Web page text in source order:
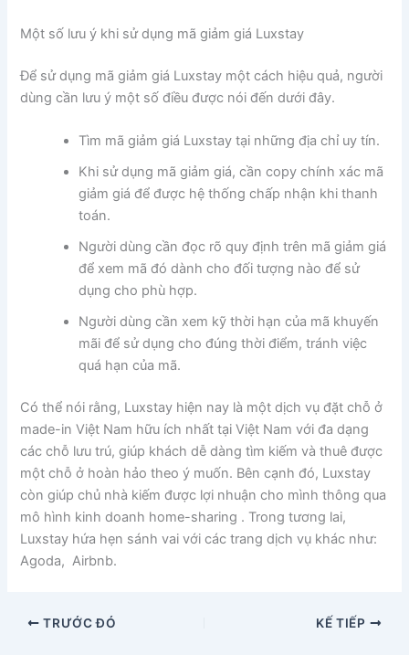
Một số lưu ý khi sử dụng mã giảm giá Luxstay
Để sử dụng mã giảm giá Luxstay một cách hiệu quả, người
dùng cần lưu ý một số điều được nói đến dưới đây.
Tìm mã giảm giá Luxstay tại những địa chỉ uy tín.
Khi sử dụng mã giảm giá, cần copy chính xác mã
giảm giá để được hệ thống chấp nhận khi thanh
toán.
Người dùng cần đọc rõ quy định trên mã giảm giá
để xem mã đó dành cho đối tượng nào để sử
dụng cho phù hợp.
Người dùng cần xem kỹ thời hạn của mã khuyến
mãi để sử dụng cho đúng thời điểm, tránh việc
quá hạn của mã.
Có thể nói rằng, Luxstay hiện nay là một dịch vụ đặt chỗ ở
made-in Việt Nam hữu ích nhất tại Việt Nam với đa dạng
các chỗ lưu trú, giúp khách dễ dàng tìm kiếm và thuê được
một chỗ ở hoàn hảo theo ý muốn. Bên cạnh đó, Luxstay
còn giúp chủ nhà kiếm được lợi nhuận cho mình thông qua
mô hình kinh doanh home-sharing . Trong tương lai,
Luxstay hứa hẹn sánh vai với các trang dịch vụ khác như:
Agoda, Airbnb.
TRƯỚC ĐÓ KẾ TIẾP